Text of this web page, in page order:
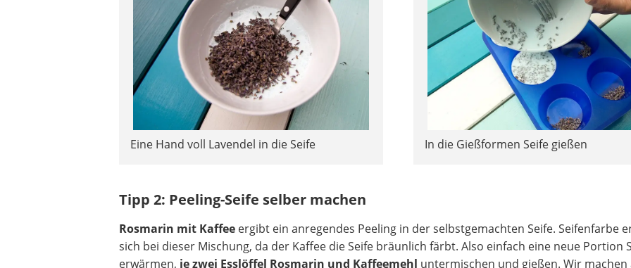
Eine Hand voll Lavendel in die Seife In die Gießformen Seife gießen
Tipp 2: Peeling-Seife selber machen
Rosmarin mit Kaffee ergibt ein anregendes Peeling in der selbstgemachten Seife. Seifenfarbe
sich bei dieser Mischung, da der Kaffee die Seife bräunlich färbt. Also einfach eine neue Portion
erwärmen, je zwei Esslöffel Rosmarin und Kaffeemehl untermischen und gießen. Wir machen